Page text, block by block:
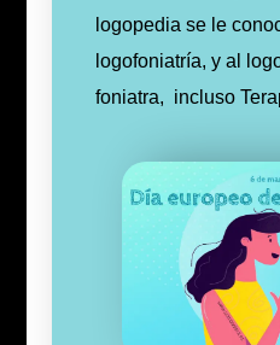
logopedia se le
logofoniatría, y al
foniatra, incluso